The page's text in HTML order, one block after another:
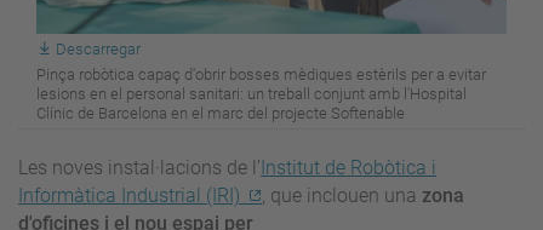
Descarregar
Pinça robòtica capaç d'obrir bosses mèdiques estèrils per a evitar
lesions en el personal sanitari: un treball conjunt amb l'Hospital
Clínic de Barcelona en el marc del projecte Softenable
Les noves instal·lacions de l’ Institut de Robòtica i
Informàtica Industrial (IRI)
, que inclouen una zona
d'oficines i el nou espai per